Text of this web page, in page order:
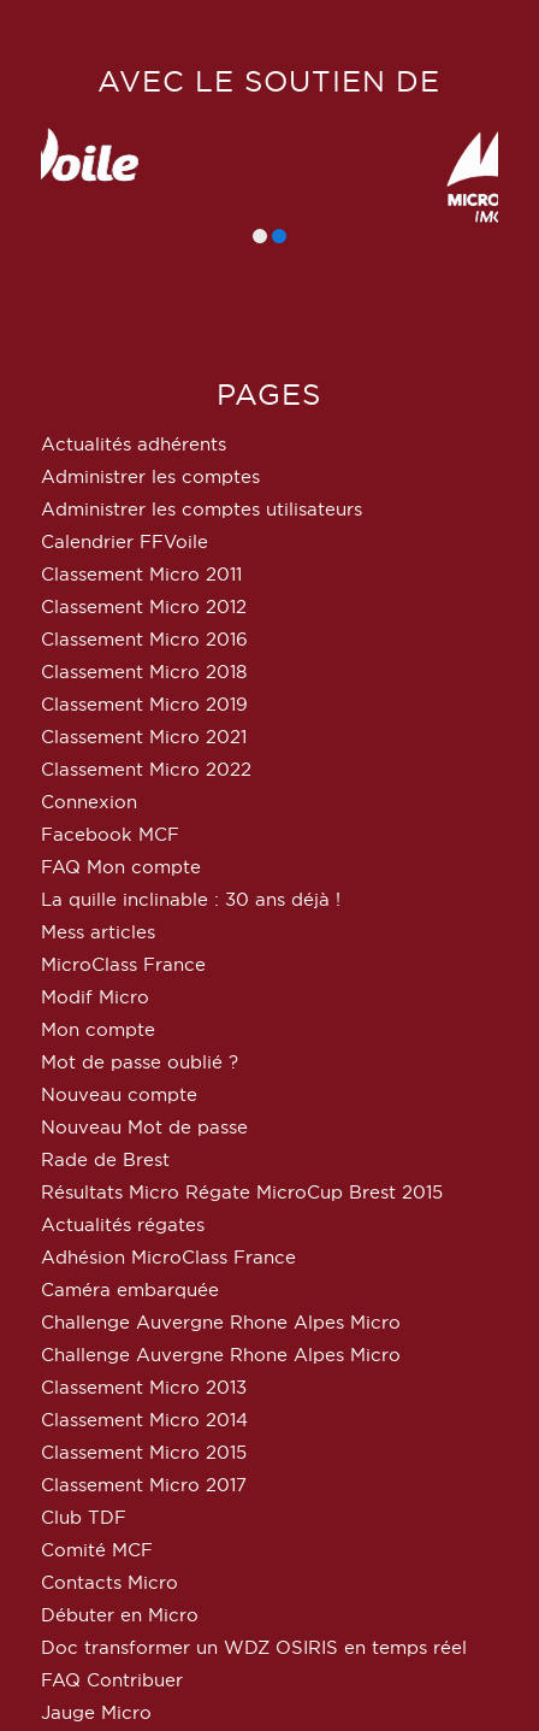
AVEC LE SOUTIEN DE
PAGES
Actualités adhérents
Administrer les comptes
Administrer les comptes utilisateurs
Calendrier FFVoile
Classement Micro 2011
Classement Micro 2012
Classement Micro 2016
Classement Micro 2018
Classement Micro 2019
Classement Micro 2021
Classement Micro 2022
Connexion
Facebook MCF
FAQ Mon compte
La quille inclinable : 30 ans déjà !
Mess articles
MicroClass France
Modif Micro
Mon compte
Mot de passe oublié ?
Nouveau compte
Nouveau Mot de passe
Rade de Brest
Résultats Micro Régate MicroCup Brest 2015
Actualités régates
Adhésion MicroClass France
Caméra embarquée
Challenge Auvergne Rhone Alpes Micro
Challenge Auvergne Rhone Alpes Micro
Classement Micro 2013
Classement Micro 2014
Classement Micro 2015
Classement Micro 2017
Club TDF
Comité MCF
Contacts Micro
Débuter en Micro
Doc transformer un WDZ OSIRIS en temps réel
FAQ Contribuer
Jauge Micro